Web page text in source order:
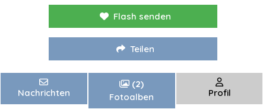
Flash senden
Teilen
Nachrichten
(2)
Fotoalben
Profil